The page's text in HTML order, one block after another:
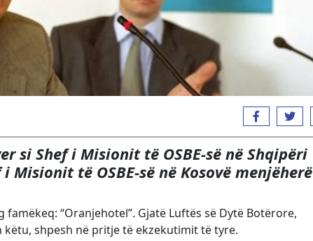
si Shef i Misionit të OSBE-së në Shqipëri
Misionit të OSBE-së në Kosovë menjëherë
“Oranjehotel”. Gjatë Luftës së Dytë Botërore,
shpesh në pritje të ekzekutimit të tyre.